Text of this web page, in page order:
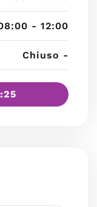
- 12:00
Chiuso -